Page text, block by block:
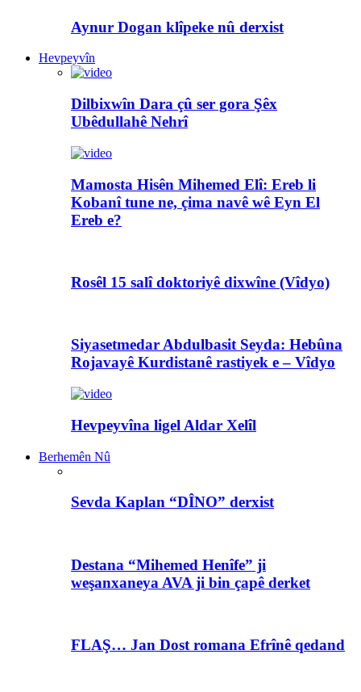
Aynur Dogan klîpeke nû derxist
Hevpeyvîn
Dilbixwîn Dara çû ser gora Şêx
Ubêdullahê Nehrî
Mamosta Hisên Mihemed Elî: Ereb li
Kobanî tune ne, çima navê wê Eyn El
Ereb e?
Rosêl 15 salî doktoriyê dixwîne (Vîdyo)
Siyasetmedar Abdulbasit Seyda: Hebûna
Rojavayê Kurdistanê rastiyek e – Vîdyo
Hevpeyvîna ligel Aldar Xelîl
Berhemên Nû
Sevda Kaplan “DÎNO” derxist
Destana “Mihemed Henîfe” ji
weşanxaneya AVA ji bin çapê derket
FLAŞ… Jan Dost romana Efrînê qedand